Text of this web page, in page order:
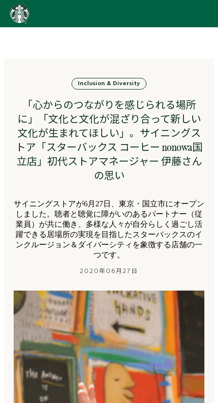
content
Go
Inclusion & Diversity
「心からのつながりを感じられる場所
に」「文化と文化が混ざり合って新しい
文化が生まれてほしい」。サイニングス
トア「スターバックス コーヒー nonowa国
立店」初代ストアマネージャー 伊藤さん
の思い
サイニングストアが6月27日、東京・国立市にオープン
しました。聴者と聴覚に障がいのあるパートナー（従
業員）が共に働き、多様な人々が自分らしく過ごし活
躍できる居場所の実現を目指したスターバックスのイ
ンクルージョン＆ダイバーシティを象徴する店舗の一
つです。
2020年06月27日